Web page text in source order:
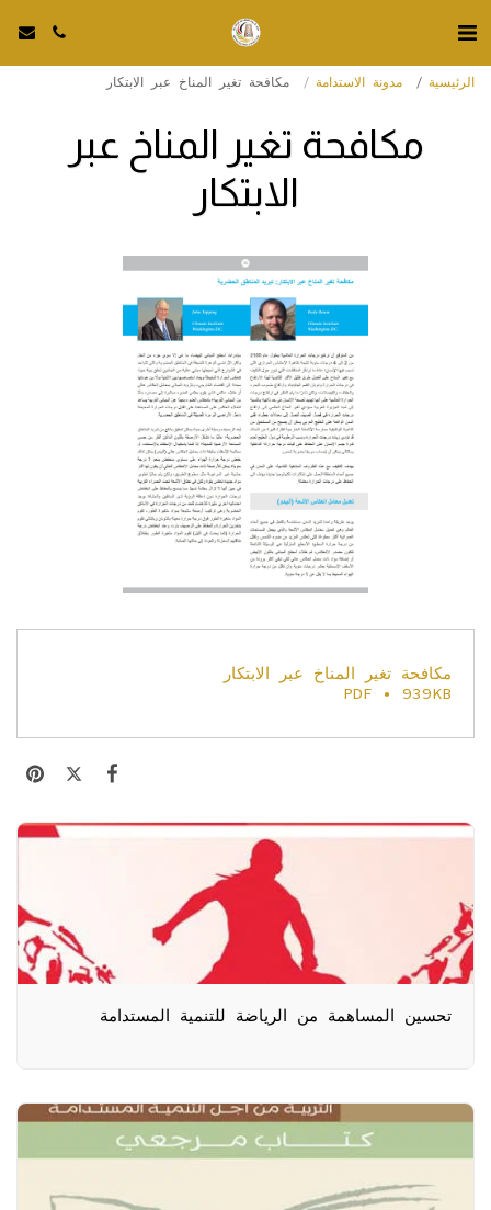
الرئيسية مدونة الاستدامة مكافحة تغير المناخ عبر الابتكار
مكافحة تغير المناخ عبر
الابتكار
مكافحة تغير المناخ عبر الابتكار
PDF • 939KB
تحسين المساهمة من الرياضة للتنمية المستدامة